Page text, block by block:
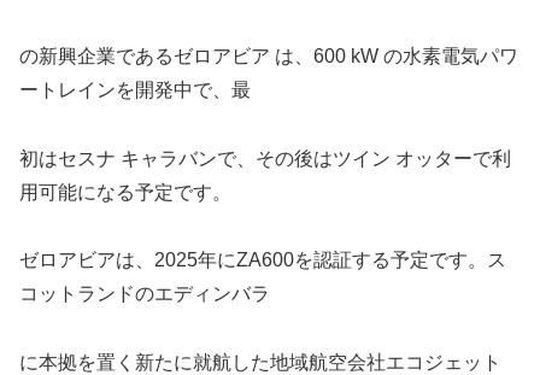
の新興企業であるゼロアビア は、600 kW の水素電気パワ
ートレインを開発中で、最
初はセスナ キャラバンで、その後はツイン オッターで利
用可能になる予定です。
ゼロアビアは、2025年にZA600を認証する予定です。ス
コットランドのエディンバラ
に本拠を置く新たに就航した地域航空会社エコジェット